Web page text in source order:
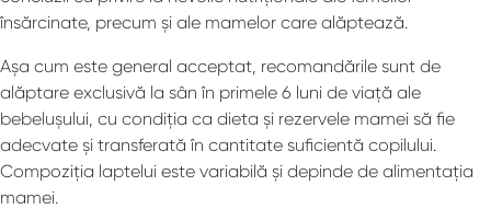
însărcinate, precum și ale mamelor care alăptează.
Așa cum este general acceptat, recomandările sunt de
alăptare exclusivă la sân în primele 6 luni de viață ale
bebelușului, cu condiția ca dieta și rezervele mamei să fie
adecvate și transferată în cantitate suficientă copilului.
Compoziția laptelui este variabilă și depinde de alimentația
mamei.